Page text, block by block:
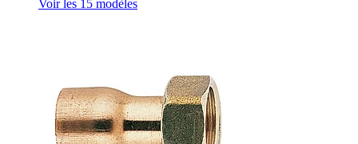
Voir les 15 modèles